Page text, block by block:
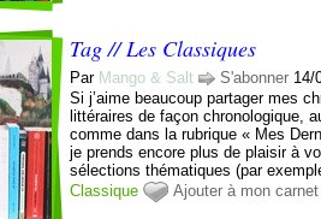
Tag // Les Classiques
Par Mango & Salt S'abonner 14/
Si j’aime beaucoup partager mes
littéraires de façon chronologique,
comme dans la rubrique « Mes
je prends encore plus de plaisir à
sélections thématiques (par
Classique
Ajouter à mon